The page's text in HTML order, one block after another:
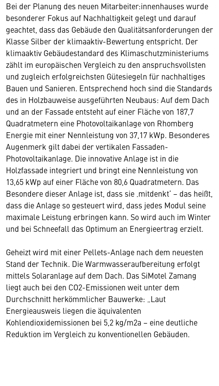
Bei der Planung des neuen Mitarbeiter:innenhauses wurde
besonderer Fokus auf Nachhaltigkeit gelegt und darauf
geachtet, dass das Gebäude den Qualitätsanforderungen der
Klasse Silber der klimaaktiv-Bewertung entspricht. Der
klimaaktiv Gebäudestandard des Klimaschutzministeriums
zählt im europäischen Vergleich zu den anspruchsvollsten
und zugleich erfolgreichsten Gütesiegeln für nachhaltiges
Bauen und Sanieren. Entsprechend hoch sind die Standards
des in Holzbauweise ausgeführten Neubaus: Auf dem Dach
und an der Fassade entsteht auf einer Fläche von 187,7
Quadratmetern eine Photovoltaikanlage von Rhomberg
Energie mit einer Nennleistung von 37,17 kWp. Besonderes
Augenmerk gilt dabei der vertikalen Fassaden-
Photovoltaikanlage. Die innovative Anlage ist in die
Holzfassade integriert und bringt eine Nennleistung von
13,65 kWp auf einer Fläche von 80,6 Quadratmetern. Das
Besondere dieser Anlage ist, dass sie ‚mitdenkt‘ – das heißt,
dass die Anlage so gesteuert wird, dass jedes Modul seine
maximale Leistung erbringen kann. So wird auch im Winter
und bei Schneefall das Optimum an Energieertrag erzielt.
Geheizt wird mit einer Pellets-Anlage nach dem neuesten
Stand der Technik. Die Warmwasseraufbereitung erfolgt
mittels Solaranlage auf dem Dach. Das SiMotel Zamang
liegt auch bei den CO2-Emissionen weit unter dem
Durchschnitt herkömmlicher Bauwerke: „Laut
Energieausweis liegen die äquivalenten
Kohlendioxidemissionen bei 5,2 kg/m2a – eine deutliche
Reduktion im Vergleich zu konventionellen Gebäuden.